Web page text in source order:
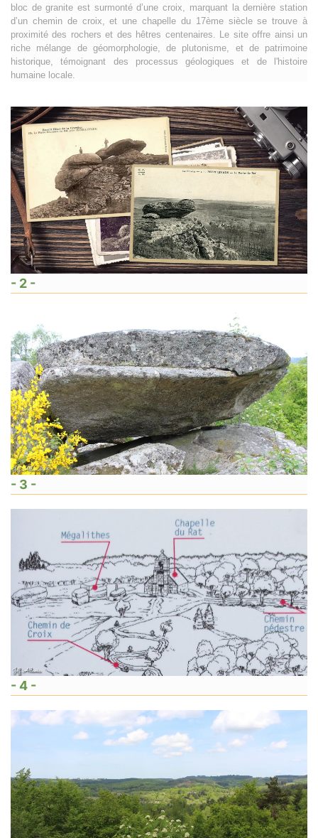
bloc de granite est surmonté d’une croix, marquant la dernière station
d’un chemin de croix, et une chapelle du 17ème siècle se trouve à
proximité des rochers et des hêtres centenaires. Le site offre ainsi un
riche mélange de géomorphologie, de plutonisme, et de patrimoine
historique, témoignant des processus géologiques et de l'histoire
humaine locale.
- 2 -
- 3 -
- 4 -